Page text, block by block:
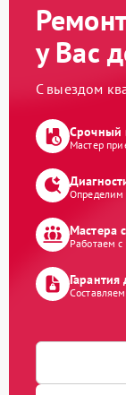
у Вас
С выездом
Срочный
Мастер
Определим
Мастера
Работаем